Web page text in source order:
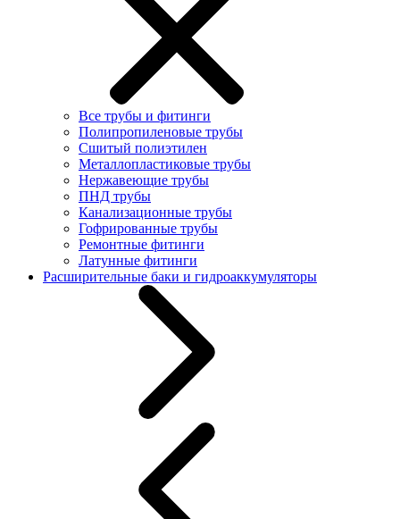
Все трубы и фитинги
Полипропиленовые трубы
Сшитый полиэтилен
Металлопластиковые трубы
Нержавеющие трубы
ПНД трубы
Канализационные трубы
Гофрированные трубы
Ремонтные фитинги
Латунные фитинги
Расширительные баки и гидроаккумуляторы